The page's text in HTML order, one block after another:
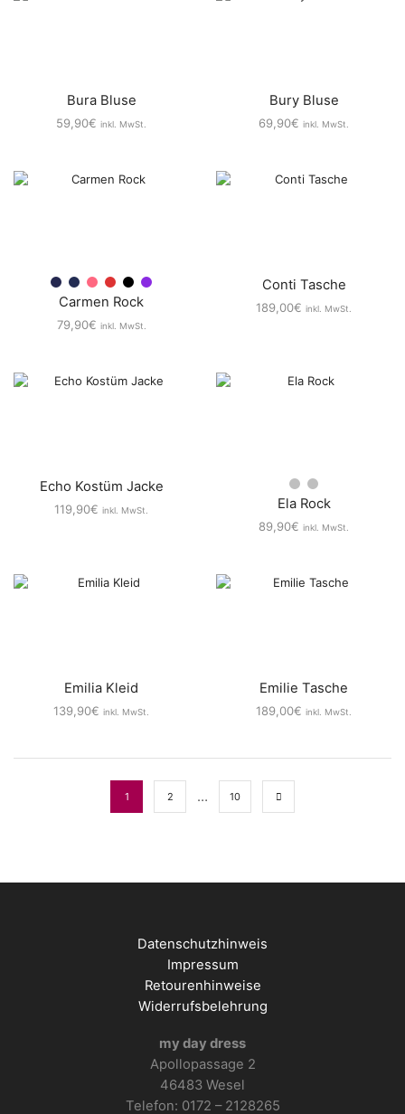
Bura Bluse
59,90€ inkl. MwSt.
Bury Bluse
69,90€ inkl. MwSt.
Carmen Rock
79,90€ inkl. MwSt.
Conti Tasche
189,00€ inkl. MwSt.
Echo Kostüm Jacke
119,90€ inkl. MwSt. Ela Rock
89,90€ inkl. MwSt.
Emilia Kleid
139,90€ inkl. MwSt.
Emilie Tasche
189,00€ inkl. MwSt.
1 2 … 10
Datenschutzhinweis
Impressum
Retourenhinweise
Widerrufsbelehrung
my day dress
Apollopassage 2
46483 Wesel
Telefon: 0172 – 2128265